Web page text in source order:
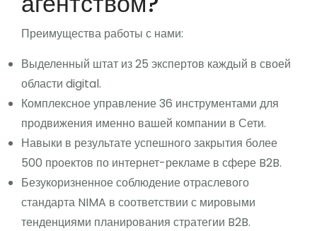
Преимущества работы с нами:
Выделенный штат из 25 экспертов каждый в своей
области digital.
Комплексное управление 36 инструментами для
продвижения именно вашей компании в Сети.
Навыки в результате успешного закрытия более
500 проектов по интернет-рекламе в сфере B2B.
Безукоризненное соблюдение отраслевого
стандарта NIMA в соответствии с мировыми
тенденциями планирования стратегии B2B.